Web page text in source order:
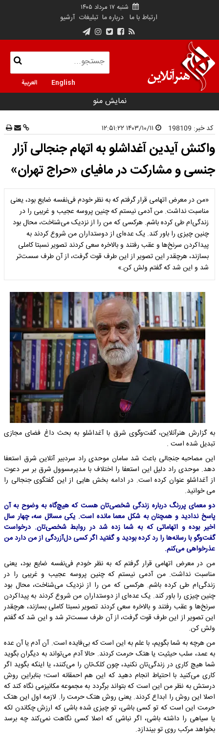
شنبه ۱۷ مرداد ۱۴۰۵
ارتباط با ما درباره ما تبلیغات آرشیو
English العربية
نمایش منو
کد خبر: 198109
واکنش آیدین آغداشلو به اتهام جنجالی آزار
جنسی و مشارکت در مافیای «حراج تهران»
«من در معرض اتهامی قرار گرفتم که به نظر خودم فی‌نفسه ضایع بود، یعنی
مناسبت نداشت. من آدمی نیستم که چنین پروسه عجیب و غریبی را در
زندگی‌ام طی کرده باشم. هرکسی که من را از نزدیک می‌شناخت، محال بود
چنین چیزی را باور کند. یک عده‌ای از دوستداران من شروع کردند به
پیداکردن سرنخ‌ها و عقب رفتند و بالاخره سعی کردند تصویر نسبتا کاملی
بسازند، هرچقدر این تصویر از این طرف قوت گرفت، از آن طرف سست‌تر
شد و این شد که گفتم ولش کن.»
به گزارش هنرآنلاین، گفت‌وگوی شرق با آغداشلو به بحث داغ فضای مجازی
تبدیل شده است .
این مصاحبه جنجالی ‌باعث شد سامان موحدی راد سردبیر آنلاین شرق استعفا
دهد. موحدی راد دلیل این استعفا را اختلاف با مدیرمسوول شرق بر سر دعوت
از آغداشلو عنوان کرده است. در ادامه بخش هایی از این گفتگوی جنجالی را
می خوانید.
دو معمای پررنگ درباره زندگی شخصی‌تان هست که هیچ‌گاه به وضوح به آن
پاسخ ندادید و همچنان به شکل معما مانده است. یکی مسائل سه، چهار سال
اخیر بوده و اتهاماتی که به شما زده شد در روابط شخصی‌تان. درخواست
گفت‌وگو با رسانه‌ها را رد کرده بودید و گفتید اگر کسی دل‌آزردگی از من دارد من
عذرخواهی می‌کنم.
من در معرض اتهامی قرار گرفتم که به نظر خودم فی‌نفسه ضایع بود، یعنی
مناسبت نداشت. من آدمی نیستم که چنین پروسه عجیب و غریبی را در
زندگی‌ام طی کرده باشم. هرکسی که من را از نزدیک می‌شناخت، محال بود
چنین چیزی را باور کند. یک عده‌ای از دوستداران من شروع کردند به پیداکردن
سرنخ‌ها و عقب رفتند و بالاخره سعی کردند تصویر نسبتا کاملی بسازند، هرچقدر
این تصویر از این طرف قوت گرفت، از آن طرف سست‌تر شد و این شد که گفتم
ولش کن.
من هرچه به شما بگویم، با علم به این است که بی‌فایده است. آن آدم یا آن عده
به عمد، سلب حیثیت یا هتک حرمت کردند. حالا آدم می‌تواند به دیگران بگوید
شما هیچ کاری در زندگی‌تان نکنید، چون کلک‌تان را می‌کنند، یا اینکه بگوید اگر
کاری می‌کنید با احتیاط انجام دهید که این هم احمقانه است؛ بنابراین روش
درستش به نظر من این است که بتواند برگردد به مجموعه مکانیزمی نگاه کند که
اصلا این روش را ابداع کردند. یعنی روش هتک حرمت را. لازمه اول این هتک
حرمت این است که تو کسی باشی، تو چیزی شده باشی که ارزش چکاندن لکه
یا سیاهی را داشته باشی، اگر نباشی که اصلا کسی نگاهت نمی‌کند چه برسد
بخواهد مرکب روی تو بیندازد.